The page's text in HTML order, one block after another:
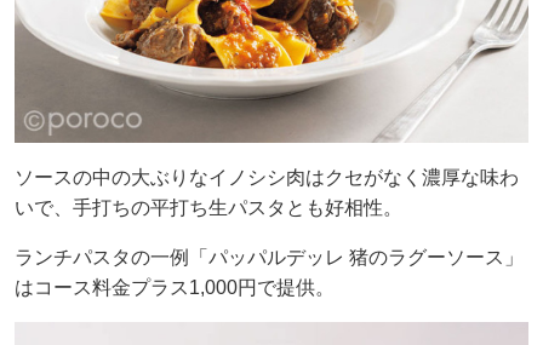
ソースの中の大ぶりなイノシシ肉はクセがなく濃厚な味わ
いで、手打ちの平打ち生パスタとも好相性。
ランチパスタの一例「パッパルデッレ 猪のラグーソース」
はコース料金プラス1,000円で提供。